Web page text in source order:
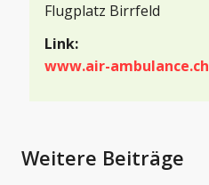
Flugplatz Birrfeld
Link:
www.air-ambulance.ch
Weitere Beiträge